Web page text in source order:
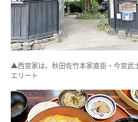
▲西宮家は、秋田佐竹本家直臣・今宮武
エリート